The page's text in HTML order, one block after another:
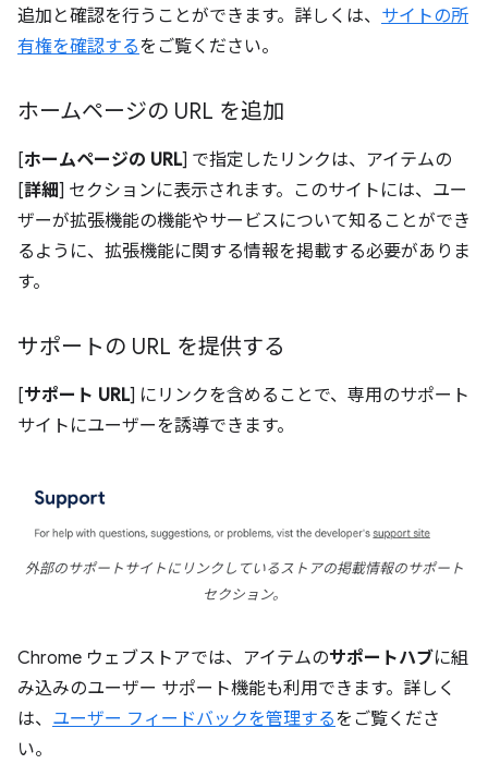
追加と確認を行うことができます。詳しくは、 サイトの所
有権を確認するをご覧ください。
ホームページの URL を追加
[ホームページの URL] で指定したリンクは、アイテムの
[詳細] セクションに表示されます。このサイトには、ユー
ザーが拡張機能の機能やサービスについて知ることができ
るように、拡張機能に関する情報を掲載する必要がありま
す。
サポートの URL を提供する
[サポート URL] にリンクを含めることで、専用のサポート
サイトにユーザーを誘導できます。
外部のサポートサイトにリンクしているストアの掲載情報のサポート
セクション。
Chrome ウェブストアでは、アイテムのサポートハブに組
み込みのユーザー サポート機能も利用できます。詳しく
は、 ユーザー フィードバックを管理するをご覧くださ
い。